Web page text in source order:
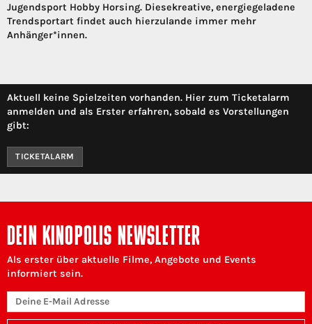
Jugendsport Hobby Horsing. Diesekreative, energiegeladene
Trendsportart findet auch hierzulande immer mehr
Anhänger*innen.
Aktuell keine Spielzeiten vorhanden. Hier zum Ticketalarm
anmelden und als Erster erfahren, sobald es Vorstellungen
gibt:
TICKETALARM
DEIN KINOPOLIS NEWSLETTER
Als erster über aktuelle Filme, Angebote und Events
informiert sein.